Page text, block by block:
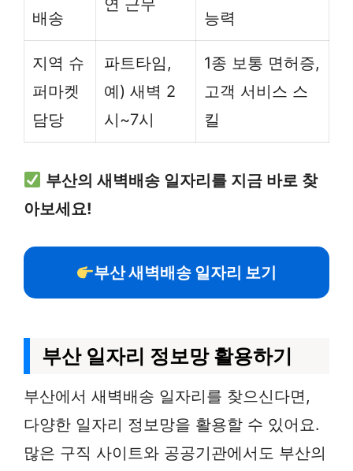
배송
연 근무
능력
지역 슈
퍼마켓
담당
파트타임,
예) 새벽 2
시~7시
1종 보통 면허증,
고객 서비스 스
킬
부산의 새벽배송 일자리를 지금 바로 찾
아보세요!
부산 새벽배송 일자리 보기
부산 일자리 정보망 활용하기
부산에서 새벽배송 일자리를 찾으신다면,
다양한 일자리 정보망을 활용할 수 있어요.
많은 구직 사이트와 공공기관에서도 부산의